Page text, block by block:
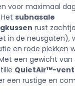
voor maximaal
subnasale
rust
in de neusgaten),
en rode plekken
een gewicht van
QuietAir™-
een rustige en